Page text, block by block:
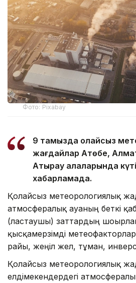
Фото: Pixabay
9 тамызда қолайсыз
жағдайлар Ақтөбе,
Атырау қалаларында
хабарламада.
Қолайсыз метеорологиялық
атмосфералық ауаның беткі
(ластаушы) заттардың
қысқамерзімді
райы, жеңіл жел, тұман,
Қолайсыз метеорологиялық
елдімекендердегі